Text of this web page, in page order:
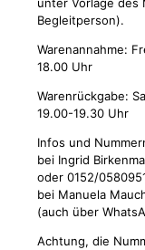
Begleitperson).
Warenannahme:
18.00 Uhr
Warenrückgabe:
19.00-19.30 Uhr
Infos und
bei Ingrid
oder 0152/
bei Manuela
(auch über
Achtung, die